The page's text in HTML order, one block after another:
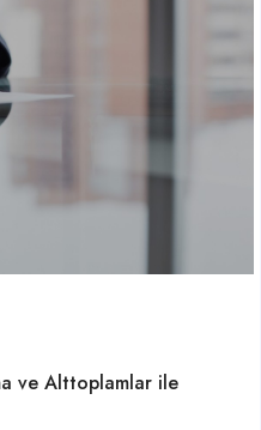
ve Alttoplamlar ile